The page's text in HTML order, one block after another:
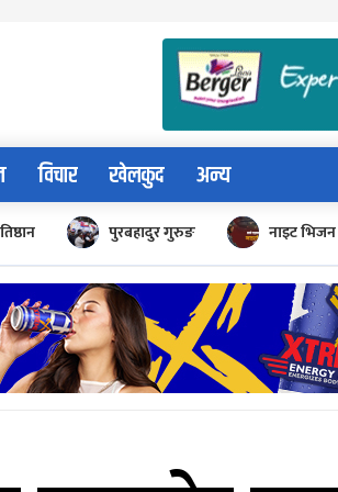
विचार खेलकुद अन्य
पुरबहादुर गुरुङ नाइट भिजन